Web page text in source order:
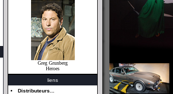
Greg Grunberg
Heroes
liens
Distributeurs...